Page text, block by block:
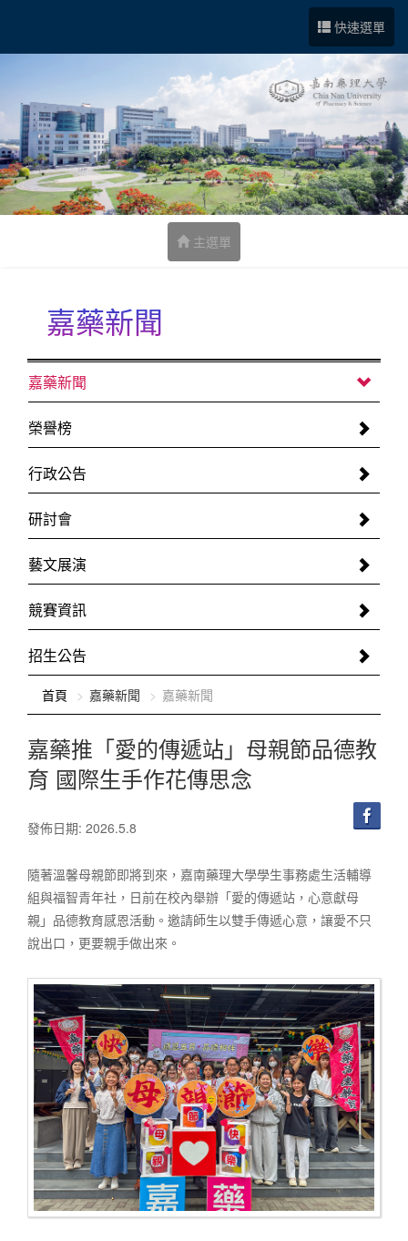
快速選單
主選單
嘉藥新聞
嘉藥新聞
榮譽榜
行政公告
研討會
藝文展演
競賽資訊
招生公告
首頁 嘉藥新聞 嘉藥新聞
嘉藥推「愛的傳遞站」母親節品德教
育 國際生手作花傳思念
發佈日期: 2026.5.8
隨著溫馨母親節即將到來，嘉南藥理大學學生事務處生活輔導
組與福智青年社，日前在校內舉辦「愛的傳遞站，心意獻母
親」品德教育感恩活動。邀請師生以雙手傳遞心意，讓愛不只
說出口，更要親手做出來。